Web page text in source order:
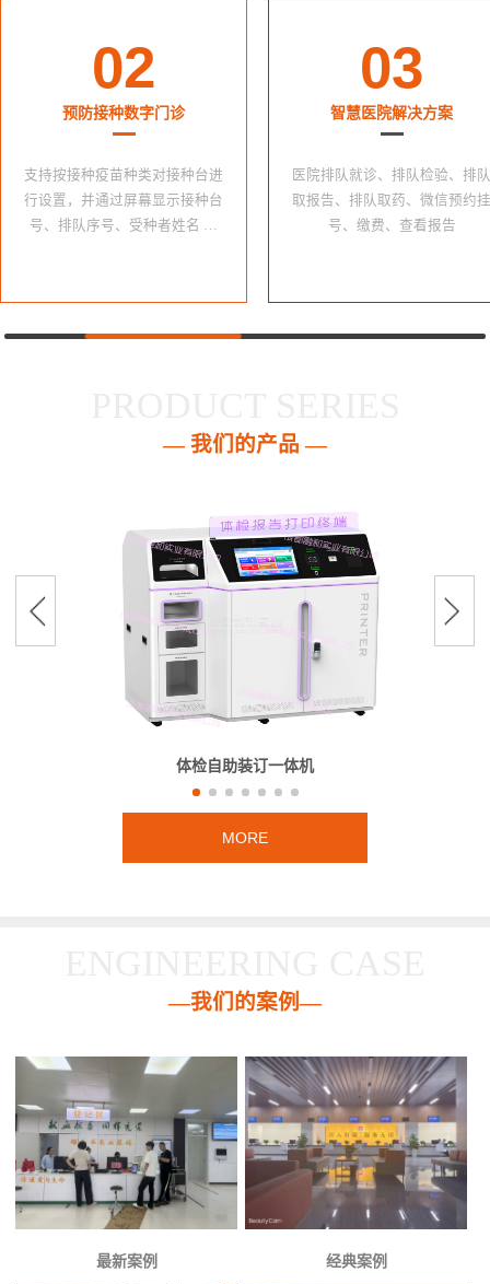
02
预防接种数字门诊
支持按接种疫苗种类对接种台进
行设置，并通过屏幕显示接种台
号、排队序号、受种者姓名 …
03
智慧医院解决方案
医院排队就诊、排队检验、排队
取报告、排队取药、微信预约挂
号、缴费、查看报告
— 我们的产品 —
体检自助装订一体机
MORE
—我们的案例—
最新案例 经典案例